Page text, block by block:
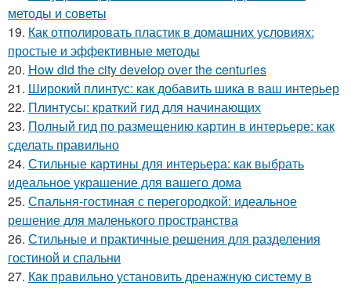
методы и советы
19. Как отполировать пластик в домашних условиях:
простые и эффективные методы
20. How did the city develop over the centuries
21. Широкий плинтус: как добавить шика в ваш интерьер
22. Плинтусы: краткий гид для начинающих
23. Полный гид по размещению картин в интерьере: как
сделать правильно
24. Стильные картины для интерьера: как выбрать
идеальное украшение для вашего дома
25. Спальня-гостиная с перегородкой: идеальное
решение для маленького пространства
26. Стильные и практичные решения для разделения
гостиной и спальни
27. Как правильно установить дренажную систему в